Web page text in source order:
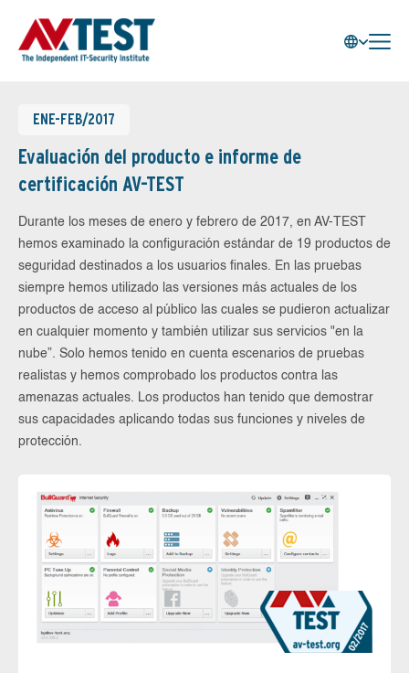
ENE-FEB/2017
Evaluación del producto e informe de
certificación AV-TEST
Durante los meses de enero y febrero de 2017, en AV-TEST
hemos examinado la configuración estándar de 19 productos de
seguridad destinados a los usuarios finales. En las pruebas
siempre hemos utilizado las versiones más actuales de los
productos de acceso al público las cuales se pudieron actualizar
en cualquier momento y también utilizar sus servicios "en la
nube”. Solo hemos tenido en cuenta escenarios de pruebas
realistas y hemos comprobado los productos contra las
amenazas actuales. Los productos han tenido que demostrar
sus capacidades aplicando todas sus funciones y niveles de
protección.